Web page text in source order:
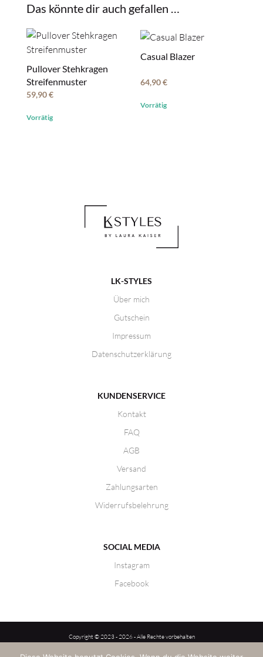
Das könnte dir auch gefallen …
Pullover Stehkragen
Streifenmuster
59,90€
Vorrätig
Casual Blazer
64,90€
Vorrätig
LK-STYLES
Über mich
Gutschein
Impressum
Datenschutzerklärung
KUNDENSERVICE
Kontakt
FAQ
AGB
Versand
Zahlungsarten
Widerrufsbelehrung
SOCIAL MEDIA
Instagram
Facebook
Copyright © 2023 - 2026 - Alle Rechte vorbehalten